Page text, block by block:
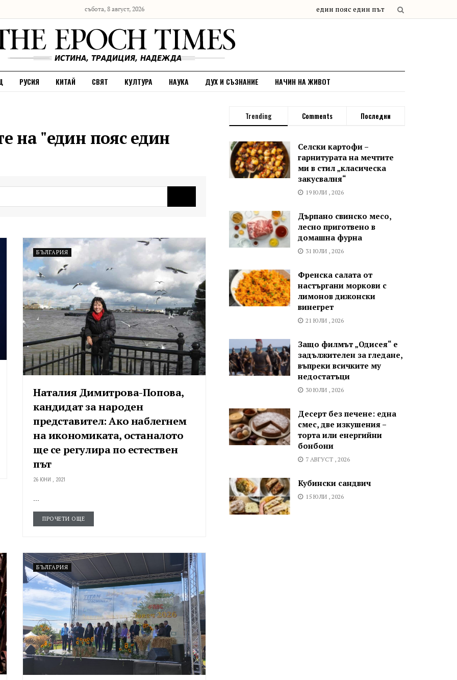
събота, 8 август, 2026
РУСИЯ КИТАЙ СВЯТ КУЛТУРА НАУКА ДУХ И СЪЗНАНИЕ НАЧИН НА ЖИВОТ
на "един пояс един
БЪЛГАРИЯ
Наталия Димитрова-Попова,
кандидат за народен
представител: Ако наблегнем
на икономиката, останалото
ще се регулира по естествен
път
26 ЮНИ , 2021
ПРОЧЕТИ ОЩЕ
БЪЛГАРИЯ
Trending Comments Последни
Селски картофи –
гарнитурата на мечтите
ми в стил „класическа
закусвалня“
19 ЮЛИ , 2026
Дърпано свинско месо,
лесно приготвено в
домашна фурна
31 ЮЛИ , 2026
Френска салата от
настъргани моркови с
лимонов дижонски
винегрет
21 ЮЛИ , 2026
Защо филмът „Одисея“ е
задължителен за гледане,
въпреки всичките му
недостатъци
30 ЮЛИ , 2026
Десерт без печене: една
смес, две изкушения –
торта или енергийни
бонбони
7 АВГУСТ , 2026
Кубински сандвич
15 ЮЛИ , 2026